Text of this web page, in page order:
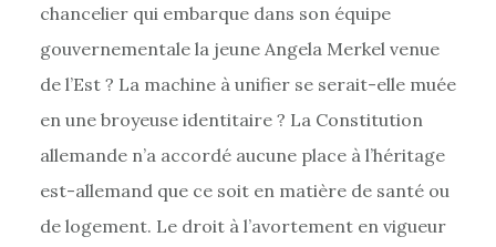
chancelier qui embarque dans son équipe
gouvernementale la jeune Angela Merkel venue
de l’Est ? La machine à unifier se serait-elle muée
en une broyeuse identitaire ? La Constitution
allemande n’a accordé aucune place à l’héritage
est-allemand que ce soit en matière de santé ou
de logement. Le droit à l’avortement en vigueur